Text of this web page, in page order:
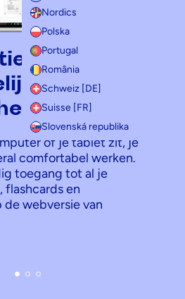
Nordics
Polska
Portugal
România
Schweiz [DE]
Suisse [FR]
Slovenská republika
op een
of je tablet zit, je
comfortabel werken.
toegang tot al je
flashcards en
de webversie van